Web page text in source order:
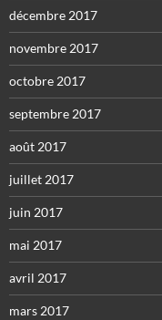
décembre 2017
novembre 2017
octobre 2017
septembre 2017
août 2017
juillet 2017
juin 2017
mai 2017
avril 2017
mars 2017